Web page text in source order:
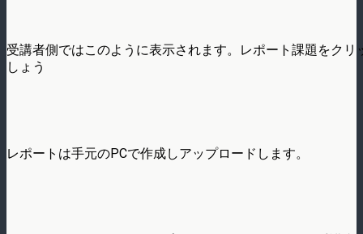
受講者側ではこのように表示されます。レポート課題をクリ
しょう
レポートは手元のPCで作成しアップロードします。